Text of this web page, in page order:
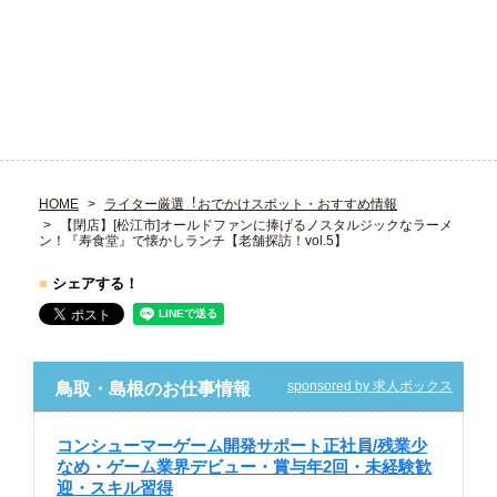
HOME
ライター厳選︕おでかけスポット・おすすめ情報
【閉店】[松江市]オールドファンに捧げるノスタルジックなラーメ
ン！『寿食堂』で懐かしランチ【老舗探訪！vol.5】
■ シェアする！
鳥取・島根のお仕事情報 sponsored by 求人ボックス
コンシューマーゲーム開発サポート正社員/残業少
なめ・ゲーム業界デビュー・賞与年2回・未経験歓
迎・スキル習得